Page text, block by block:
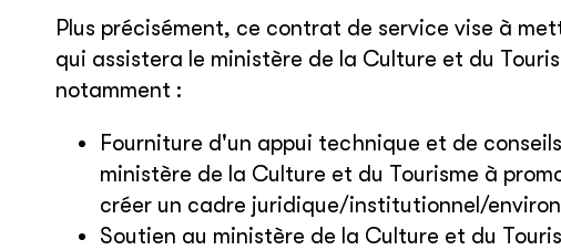
Plus précisément, ce contrat de service vise à
qui assistera le ministère de la Culture et du
notamment :
Fourniture d'un appui technique et de
ministère de la Culture et du Tourisme à
créer un cadre juridique/institutionnel/
Soutien au ministère de la Culture et du